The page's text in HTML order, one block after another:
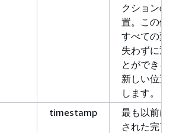
クションの
置。この値
すべての変
失わずに返
とができる
新しい位置
します。
timestamp
最も以前に
された完了